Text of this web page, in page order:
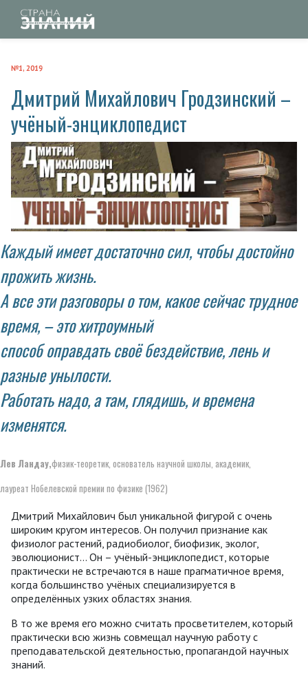
№1, 2019
Дмитрий Михайлович Гродзинский –
учёный-энциклопедист
Каждый имеет достаточно сил, чтобы достойно
прожить жизнь.
А все эти разговоры о том, какое сейчас трудное
время, – это хитроумный
способ оправдать своё бездействие, лень и
разные унылости.
Работать надо, а там, глядишь, и времена
изменятся.
Лев Ландау,физик-теоретик, основатель научной школы, академик,
лауреат Нобелевской премии по физике (1962)
Дмитрий Михайлович был уникальной фигурой с очень
широким кругом интересов. Он получил признание как
физиолог растений, радиобиолог, биофизик, эколог,
эволюционист... Он – учёный-энциклопедист, которые
практически не встречаются в наше прагматичное время,
когда большинство учёных специализируется в
определённых узких областях знания.
В то же время его можно считать просветителем, который
практически всю жизнь совмещал научную работу с
преподавательской деятельностью, пропагандой научных
знаний.